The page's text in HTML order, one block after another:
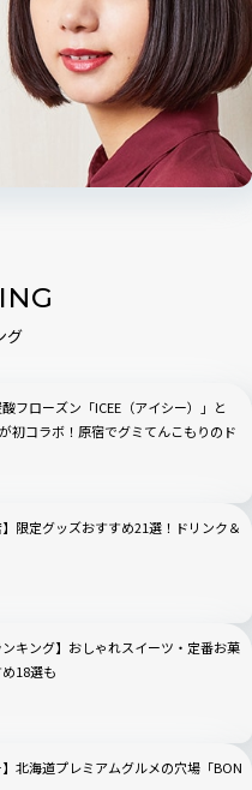
グ
フローズン「ICEE（アイシー）」と
初コラボ！原宿でグミてんこもりのド
】限定グッズおすすめ21選！ドリンク＆
ンキング】おしゃれスイーツ・定番お菓
18選も
】北海道プレミアムグルメの穴場「BON